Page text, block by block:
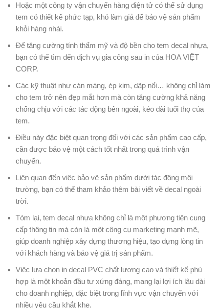
Hoặc một công ty vận chuyển hàng điện tử có thể sử dụng
tem có thiết kế phức tạp, khó làm giả để bảo vệ sản phẩm
khỏi hàng nhái.
Để tăng cường tính thẩm mỹ và độ bền cho tem decal nhựa,
bạn có thể tìm đến dịch vụ gia công sau in của HOA VIỆT
CORP.
Các kỹ thuật như cán màng, ép kim, dập nổi… không chỉ làm
cho tem trở nên đẹp mắt hơn mà còn tăng cường khả năng
chống chịu với các tác động bên ngoài, kéo dài tuổi thọ của
tem.
Điều này đặc biệt quan trọng đối với các sản phẩm cao cấp,
cần được bảo vệ một cách tốt nhất trong quá trình vận
chuyển.
Liên quan đến việc bảo vệ sản phẩm dưới tác động môi
trường, bạn có thể tham khảo thêm bài viết về decal ngoài
trời.
Tóm lại, tem decal nhựa không chỉ là một phương tiện cung
cấp thông tin mà còn là một công cụ marketing mạnh mẽ,
giúp doanh nghiệp xây dựng thương hiệu, tạo dựng lòng tin
với khách hàng và bảo vệ giá trị sản phẩm.
Việc lựa chọn in decal PVC chất lượng cao và thiết kế phù
hợp là một khoản đầu tư xứng đáng, mang lại lợi ích lâu dài
cho doanh nghiệp, đặc biệt trong lĩnh vực vận chuyển với
nhiều yêu cầu khắt khe.